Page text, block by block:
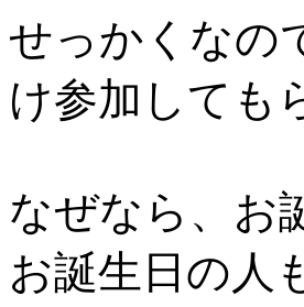
せっかくなの
け参加しても
なぜなら、お
お誕生日の人